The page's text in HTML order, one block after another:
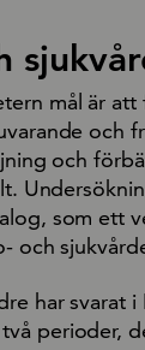
mål är
och
och
som ett
och
har svarat
perioder,